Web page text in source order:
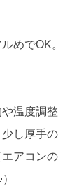
めでOK。
温度調整
し厚手の
アコンの